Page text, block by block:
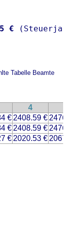
€
Tabelle Beamte
4
€ 2408.59 €
€ 2408.59 €
€ 2020.53 €